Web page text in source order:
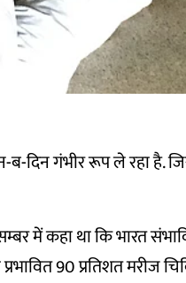
ब-दिन गंभीर रूप ले रहा है.
में कहा था कि भारत
90 प्रतिशत मरीज